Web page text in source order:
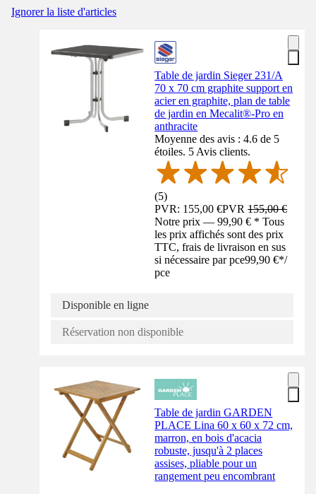
Ignorer la liste d'articles
Table de jardin Sieger 231/A
70 x 70 cm graphite support en
acier en graphite, plan de table
de jardin en Mecalit®-Pro en
anthracite
Moyenne des avis : 4.6 de 5
étoiles. 5 Avis clients.
(5)
PVR: 155,00 €PVR155,00 €
Notre prix — 99,90 € * Tous
les prix affichés sont des prix
TTC, frais de livraison en sus
si nécessaire par pce99,90 €*/
pce
Disponible en ligne
Réservation non disponible
Table de jardin GARDEN
PLACE Lina 60 x 60 x 72 cm,
marron, en bois d'acacia
robuste, jusqu'à 2 places
assises, pliable pour un
rangement peu encombrant